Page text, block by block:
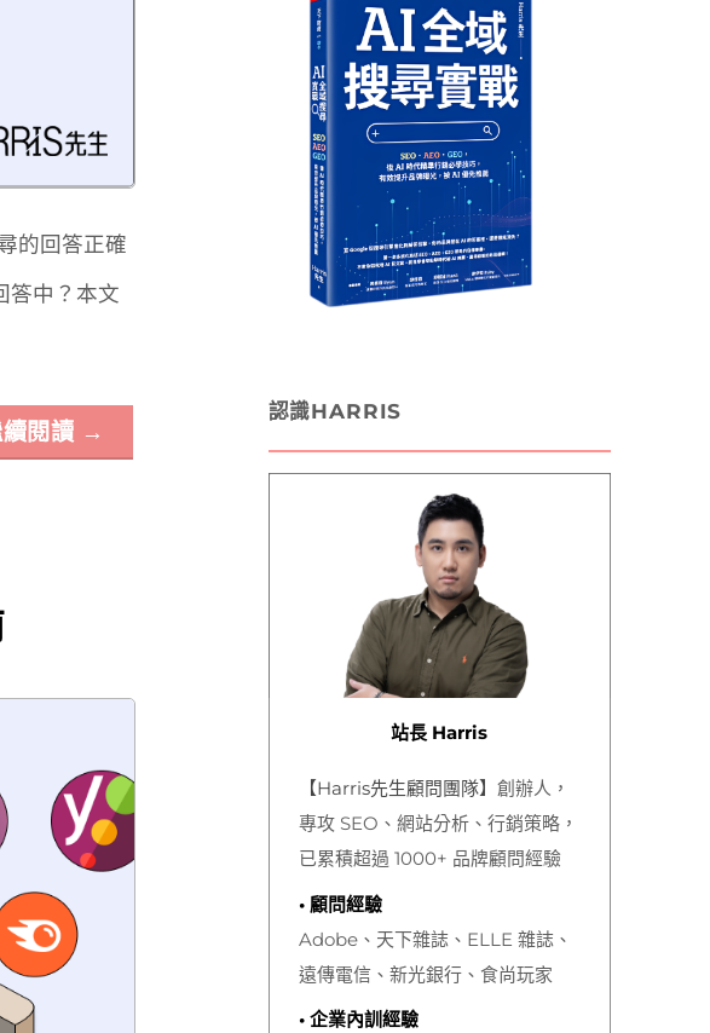
的回答正確
答中？本文
閱讀 →
認識HARRIS
站長 Harris
【Harris先生顧問團隊】 創辦人，
專攻 SEO、網站分析、行銷策略，
已累積超過 1000+ 品牌顧問經驗
• 顧問經驗
Adobe、天下雜誌、ELLE 雜誌、
遠傳電信、新光銀行、食尚玩家
• 企業內訓經驗